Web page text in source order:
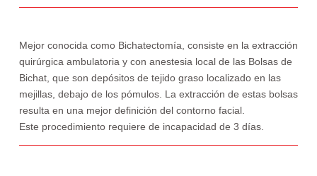
Mejor conocida como Bichatectomía, consiste en la extracción
quirúrgica ambulatoria y con anestesia local de las Bolsas de
Bichat, que son depósitos de tejido graso localizado en las
mejillas, debajo de los pómulos. La extracción de estas bolsas
resulta en una mejor definición del contorno facial.
Este procedimiento requiere de incapacidad de 3 días.